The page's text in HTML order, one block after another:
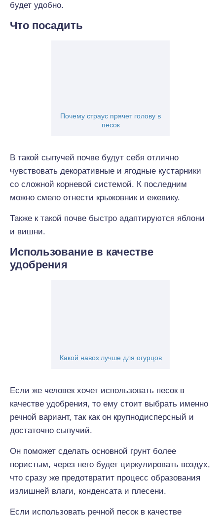
будет удобно.
Что посадить
Почему страус прячет голову в
песок
В такой сыпучей почве будут себя отлично
чувствовать декоративные и ягодные кустарники
со сложной корневой системой. К последним
можно смело отнести крыжовник и ежевику.
Также к такой почве быстро адаптируются яблони
и вишни.
Использование в качестве
удобрения
Какой навоз лучше для огурцов
Если же человек хочет использовать песок в
качестве удобрения, то ему стоит выбрать именно
речной вариант, так как он крупнодисперсный и
достаточно сыпучий.
Он поможет сделать основной грунт более
пористым, через него будет циркулировать воздух,
что сразу же предотвратит процесс образования
излишней влаги, конденсата и плесени.
Если использовать речной песок в качестве